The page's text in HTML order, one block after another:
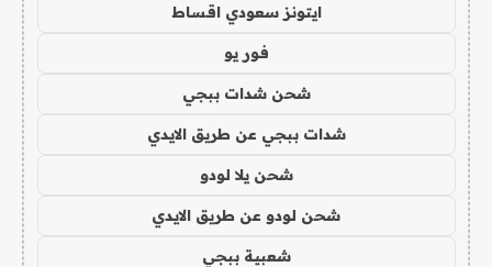
ايتونز سعودي اقساط
فور يو
شحن شدات ببجي
شدات ببجي عن طريق الايدي
شحن يلا لودو
شحن لودو عن طريق الايدي
شعبية ببجي